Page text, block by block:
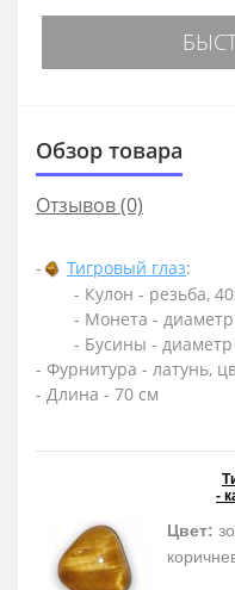
Обзор товара
Отзывов (0)
- Тигровый глаз:
- Кулон - резьба,
- Монета -
- Бусины -
- Фурнитура - латунь,
- Длина - 70 см
-
Цвет: